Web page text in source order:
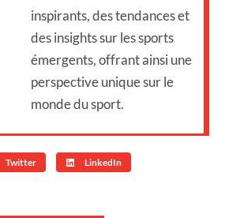
inspirants, des tendances et
des insights sur les sports
émergents, offrant ainsi une
perspective unique sur le
monde du sport.
Twitter LinkedIn